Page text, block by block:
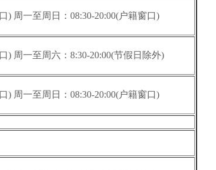
) 周一至周日：08:30-20:00(户籍窗口)
) 周一至周六：8:30-20:00(节假日除外)
) 周一至周日：08:30-20:00(户籍窗口)